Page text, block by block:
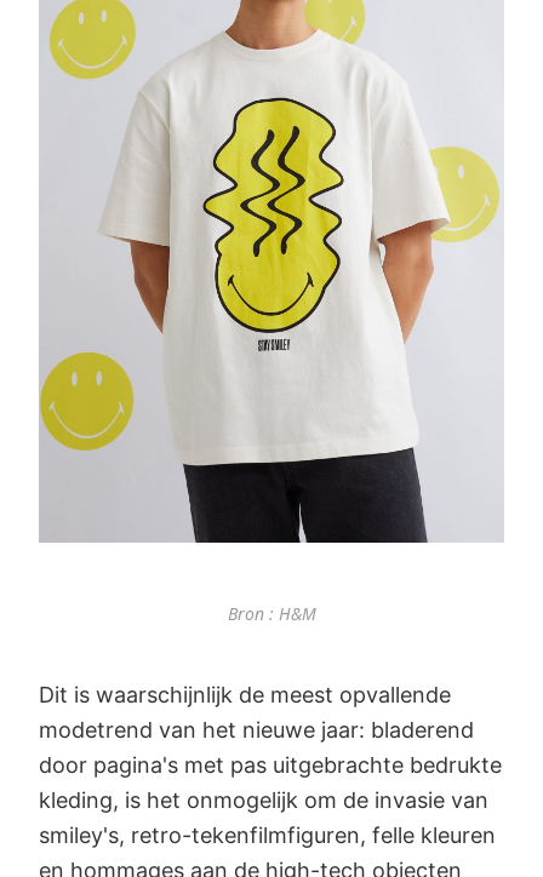
Bron : H&M
Dit is waarschijnlijk de meest opvallende
modetrend van het nieuwe jaar: bladerend
door pagina's met pas uitgebrachte bedrukte
kleding, is het onmogelijk om de invasie van
smiley's, retro-tekenfilmfiguren, felle kleuren
en hommages aan de high-tech objecten